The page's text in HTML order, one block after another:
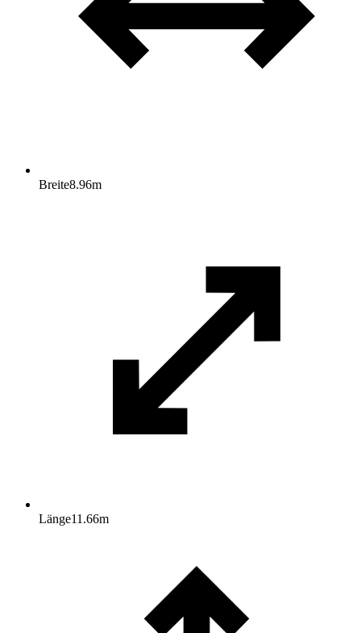
Breite8.96m
Länge11.66m